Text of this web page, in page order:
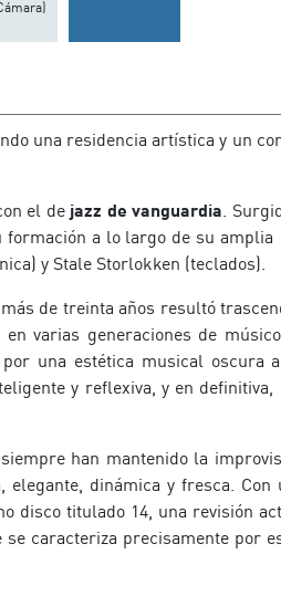
una residencia artística y un
el de jazz de vanguardia.
a lo largo de su
y Stale Storlokken (teclados).
de treinta años resultó
varias generaciones de
una estética musical oscura
y reflexiva, y en definitiva,
han mantenido la
dinámica y fresca. Con
disco titulado 14, una revisión
caracteriza precisamente por